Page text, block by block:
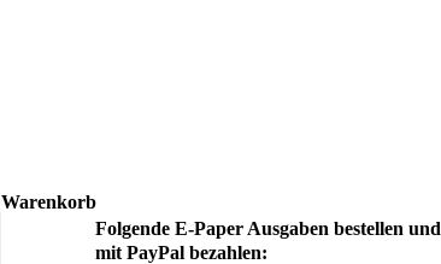
Warenkorb
Folgende E-Paper Ausgaben bestellen und
mit PayPal bezahlen: